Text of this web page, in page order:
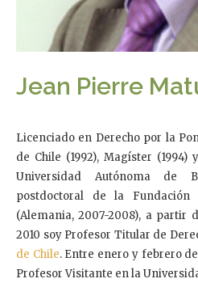
Jean Pierre
Licenciado en Derecho por la
de Chile (1992), Magíster
Universidad Autónoma de
postdoctoral de la Fundación
(Alemania, 2007-2008), a partir
2010 soy Profesor Titular de
de Chile. Entre enero y febrero
Profesor Visitante en la